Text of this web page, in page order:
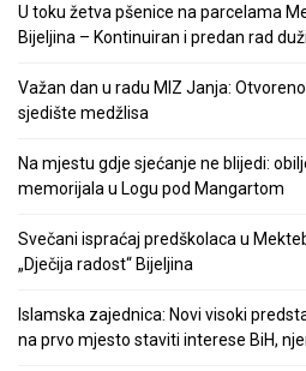
U toku žetva pšenice na parcelama
Bijeljina – Kontinuiran i predan rad
Važan dan u radu MIZ Janja:
sjedište medžlisa
Na mjestu gdje sjećanje ne blijedi:
memorijala u Logu pod Mangartom
Svečani ispraćaj predškolaca u
„Dječija radost“ Bijeljina
Islamska zajednica: Novi visoki
na prvo mjesto staviti interese BiH,